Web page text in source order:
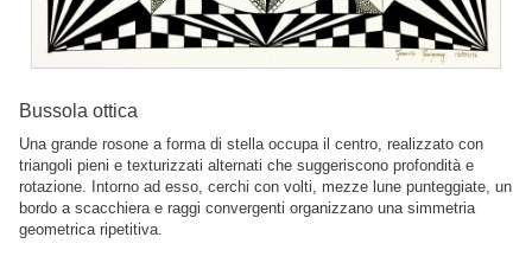
Bussola ottica
Una grande rosone a forma di stella occupa il centro, realizzato con
triangoli pieni e texturizzati alternati che suggeriscono profondità e
rotazione. Intorno ad esso, cerchi con volti, mezze lune punteggiate, un
bordo a scacchiera e raggi convergenti organizzano una simmetria
geometrica ripetitiva.